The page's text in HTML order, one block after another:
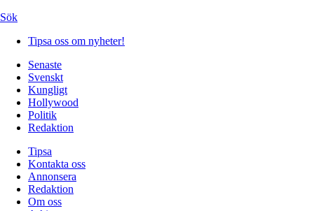
Sök
Tipsa oss om nyheter!
Senaste
Svenskt
Kungligt
Hollywood
Politik
Redaktion
Tipsa
Kontakta oss
Annonsera
Redaktion
Om oss